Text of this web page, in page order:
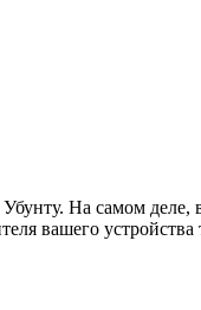
На самом
вашего